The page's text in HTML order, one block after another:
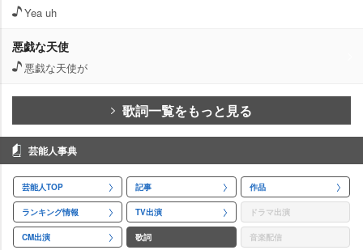
Yea uh
悪戯な天使
悪戯な天使が
歌詞一覧をもっと見る
芸能人事典
芸能人TOP 記事 作品
ランキング情報 TV出演 ドラマ出演
CM出演 歌詞 音楽配信